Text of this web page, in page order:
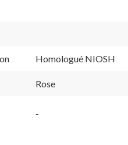
Homologué NIOSH
Rose
-